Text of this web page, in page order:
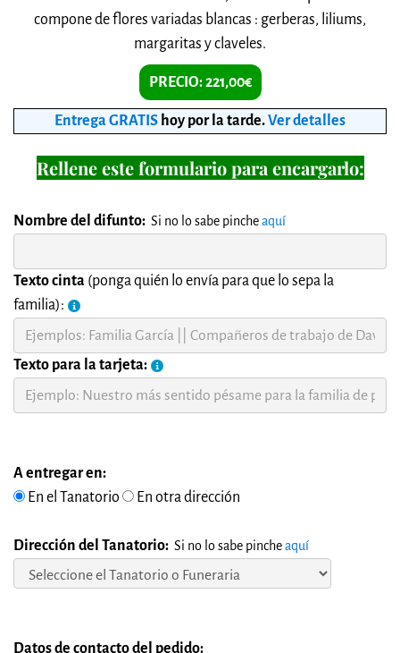
compone de flores variadas blancas : gerberas, liliums,
margaritas y claveles.
PRECIO: 221,00€
Entrega GRATIS hoy por la tarde.Ver detalles
Rellene este formulario para encargarlo:
Nombre del difunto: Si no lo sabe pincheaquí
Texto cinta (ponga quién lo envía para que lo sepa la
familia):
Texto para la tarjeta:
A entregar en:
En el Tanatorio
En otra dirección
Dirección del Tanatorio: Si no lo sabe pincheaquí
Datos de contacto del pedido: